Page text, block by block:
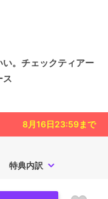
。チェックティアー
ス
8月16日23:59まで
特典内訳